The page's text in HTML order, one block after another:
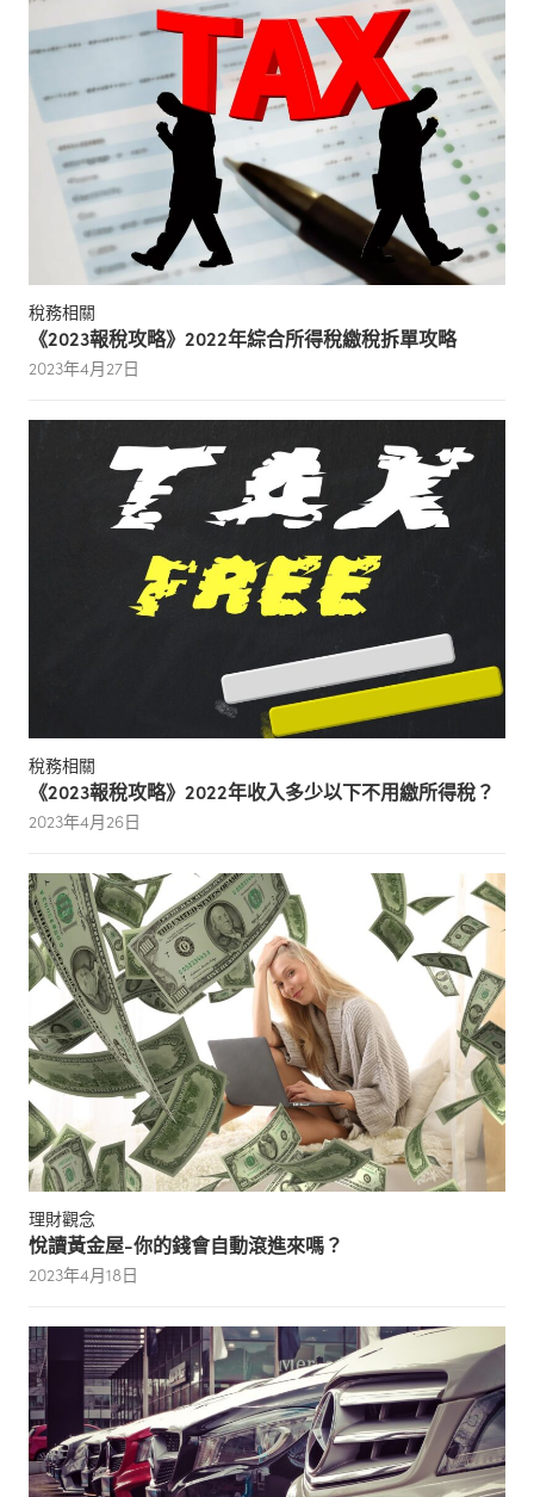
稅務相關
《2023報稅攻略》2022年綜合所得稅繳稅拆單攻略
2023年4月27日
稅務相關
《2023報稅攻略》2022年收入多少以下不用繳所得稅？
2023年4月26日
理財觀念
悅讀黃金屋-你的錢會自動滾進來嗎？
2023年4月18日